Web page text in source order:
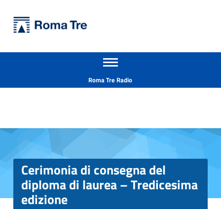
Apri il menu secondario
Roma Tre Radio
Cerimonia di consegna del
diploma di laurea – Tredicesima
edizione